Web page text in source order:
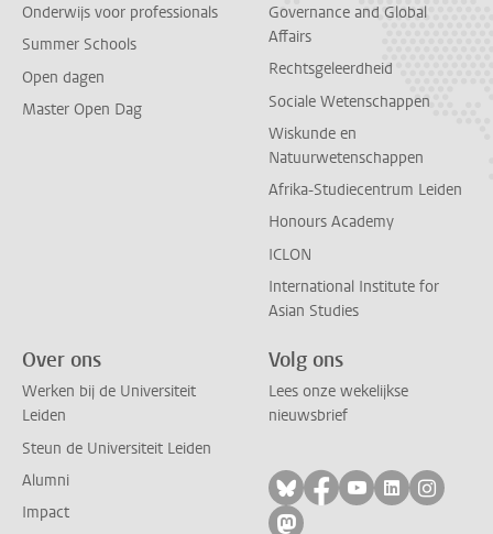
Onderwijs voor professionals
Summer Schools
Open dagen
Master Open Dag
Governance and Global
Affairs
Rechtsgeleerdheid
Sociale Wetenschappen
Wiskunde en
Natuurwetenschappen
Afrika-Studiecentrum Leiden
Honours Academy
ICLON
International Institute for
Asian Studies
Over ons
Werken bij de Universiteit
Leiden
Steun de Universiteit Leiden
Alumni
Impact
Volg ons
Lees onze wekelijkse
nieuwsbrief
Volg ons op bluesky
Volg ons op
Volg ons op
Volg ons
Volg
Volg ons op mastodon